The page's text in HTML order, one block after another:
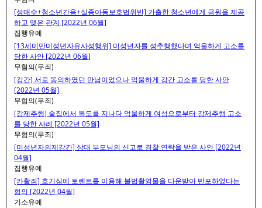
[성매수+청소년간음+실종아동보호법위반] 가출한 청소년에게 금원을 제공
하고 맺은 관계 [2022년 06월]
집행유예
[13세미만미성년자유사성행위] 미성년자를 성추행했다며 억울하게 고소를
당한 사안 [2022년 06월]
무혐의(무죄)
[강간] 서로 동의하였던 만남이었으나 억울하게 강간 고소를 당한 사안
[2022년 05월]
무혐의(무죄)
[강제추행] 술집에서 복도를 지나다 억울하게 여성으로부터 강제추행 고소
를 당한 사례 [2022년 05월]
무혐의(무죄)
[미성년자의제강간] 상대 부모님의 신고로 경찰 연락을 받은 사안 [2022년
04월]
집행유예
[카촬죄] 호기심에 토렌트를 이용해 불법촬영물을 다운받아 반포하였다는
혐의 [2022년 04월]
기소유예